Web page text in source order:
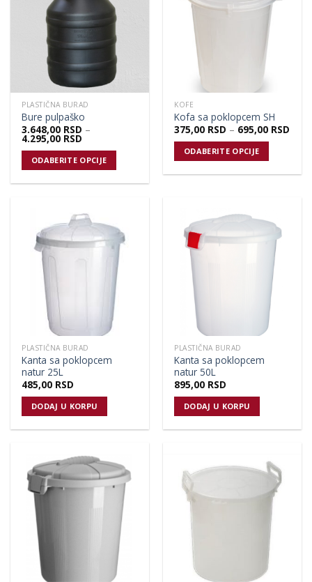
PLASTIČNA BURAD
Bure pulpaško
3.648,00 RSD –
4.295,00 RSD
ODABERITE OPCIJE
KOFE
Kofa sa poklopcem SH
375,00 RSD – 695,00 RSD
ODABERITE OPCIJE
PLASTIČNA BURAD
Kanta sa poklopcem
natur 25L
485,00 RSD
DODAJ U KORPU
PLASTIČNA BURAD
Kanta sa poklopcem
natur 50L
895,00 RSD
DODAJ U KORPU